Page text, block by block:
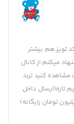
تویز هم بیشتر
میکنم از کانال
مشاهده کنید ترند
تازه(ارسال داخل
و در شهرستان ها هم خرید بالای ۱۰ میلیون تومان رایگانه)